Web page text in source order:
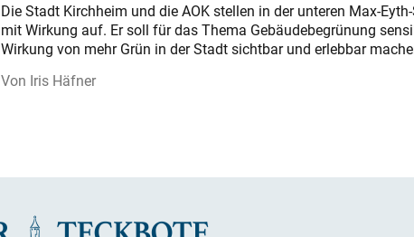
Die Stadt Kirchheim und die AOK stellen in der unteren Max-
mit Wirkung auf. Er soll für das Thema Gebäudebegrünung
Wirkung von mehr Grün in der Stadt sichtbar und erlebbar
Iris Häfner